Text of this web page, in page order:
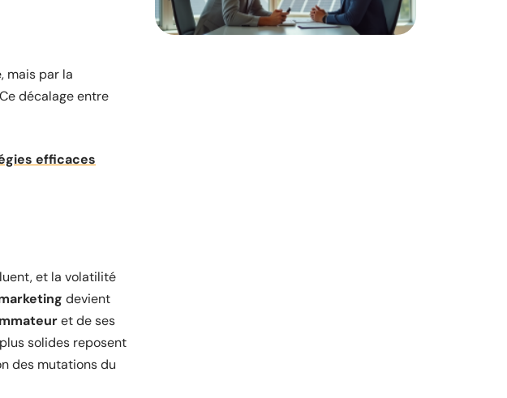
mais par la
décalage entre
efficaces
et la volatilité
devient
et de ses
solides reposent
des mutations du